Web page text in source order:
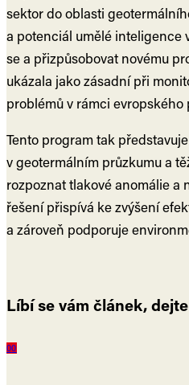
sektor do oblasti
a potenciál umělé inteligence
se a přizpůsobovat novému
ukázala jako zásadní při
problémů v rámci
Tento program tak
v geotermálním průzkumu a
rozpoznat tlakové anomálie
řešení přispívá ke zvýšení
a zároveň podporuje
Líbí se vám článek,
00